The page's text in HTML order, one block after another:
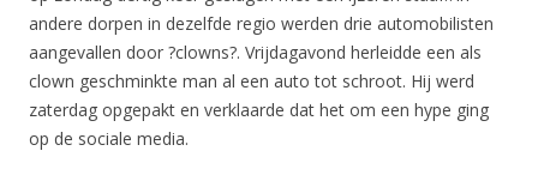
andere dorpen in dezelfde regio werden drie automobilisten
aangevallen door ?clowns?. Vrijdagavond herleidde een als
clown geschminkte man al een auto tot schroot. Hij werd
zaterdag opgepakt en verklaarde dat het om een hype ging
op de sociale media.